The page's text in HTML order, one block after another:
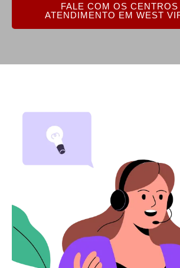
FALE COM OS CENTROS
ATENDIMENTO EM WEST